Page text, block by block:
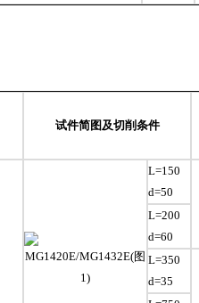
试件简图及切削条件
L=150
d=50
L=200
d=60
L=350
d=35